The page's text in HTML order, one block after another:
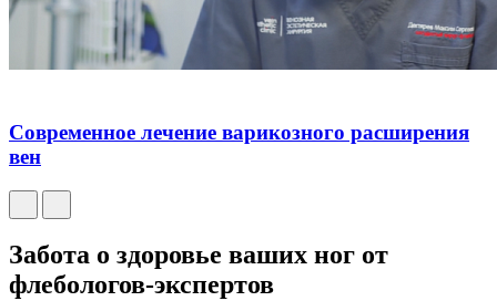
Современное лечение варикозного расширения
вен
Забота о здоровье ваших ног от
флебологов-экспертов